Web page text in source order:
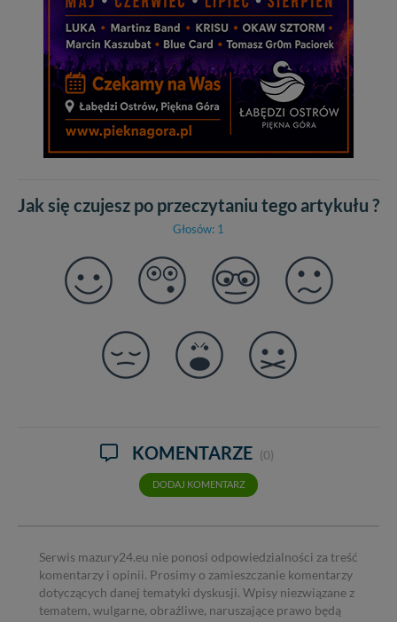
Jak się czujesz po przeczytaniu tego artykułu ?
Głosów: 1
KOMENTARZE (0)
DODAJ KOMENTARZ
Serwis mazury24.eu nie ponosi odpowiedzialności za treść
komentarzy i opinii. Prosimy o zamieszczanie komentarzy
dotyczących danej tematyki dyskusji. Wpisy niezwiązane z
tematem, wulgarne, obraźliwe, naruszające prawo będą